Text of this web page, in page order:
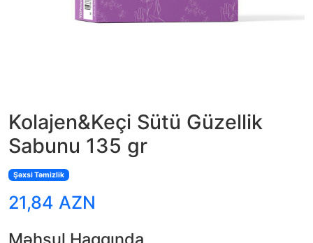
Kolajen&Keçi Sütü Güzellik
Sabunu 135 gr
Şəxsi Təmizlik
21,84 AZN